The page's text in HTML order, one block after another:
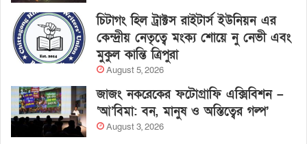
চিটাগং হিল ট্রাক্টস রাইটার্স ইউনিয়ন এর
কেন্দ্রীয় নেতৃত্বে মংক্য শোয়ে নু নেভী এবং
মুকুল কান্তি ত্রিপুরা
August 5, 2026
জাজং নকরেকের ফটোগ্রাফি এক্সিবিশন –
‘আ’বিমা: বন, মানুষ ও অস্তিত্বের গল্প’
August 3, 2026